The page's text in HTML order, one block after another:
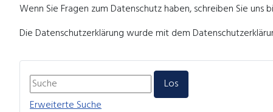
Erweiterte Suche
Wenn Sie Fragen zum Datenschutz haben, schreiben Sie
Die Datenschutzerklärung wurde mit dem